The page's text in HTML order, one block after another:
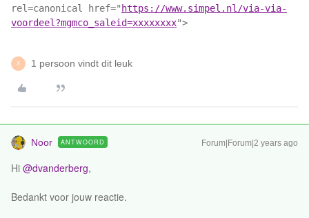
rel=canonical href=" https://www.simpel.nl/via-via-
voordeel?mgmco_saleid=xxxxxxxx">
X 1 persoon vindt dit leuk
Noor ANTWOORD Forum|Forum|2 years ago
Hi @dvanderberg,
Bedankt voor jouw reactie.